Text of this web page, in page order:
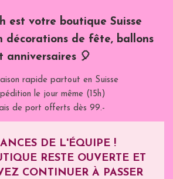
est votre boutique Suisse
décorations de fête, ballons
anniversaires 🎈
rapide partout en Suisse
le jour même (15h)
de port offerts dès 99.-
DE L'ÉQUIPE !
RESTE OUVERTE ET
CONTINUER À PASSER